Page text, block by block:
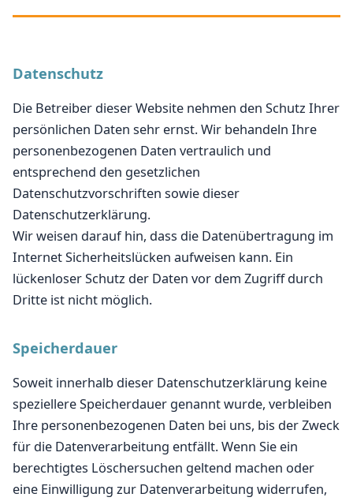
Datenschutz
Die Betreiber dieser Website nehmen den Schutz Ihrer
persönlichen Daten sehr ernst. Wir behandeln Ihre
personenbezogenen Daten vertraulich und
entsprechend den gesetzlichen
Datenschutzvorschriften sowie dieser
Datenschutzerklärung.
Wir weisen darauf hin, dass die Datenübertragung im
Internet Sicherheitslücken aufweisen kann. Ein
lückenloser Schutz der Daten vor dem Zugriff durch
Dritte ist nicht möglich.
Speicherdauer
Soweit innerhalb dieser Datenschutzerklärung keine
speziellere Speicherdauer genannt wurde, verbleiben
Ihre personenbezogenen Daten bei uns, bis der Zweck
für die Datenverarbeitung entfällt. Wenn Sie ein
berechtigtes Löschersuchen geltend machen oder
eine Einwilligung zur Datenverarbeitung widerrufen,